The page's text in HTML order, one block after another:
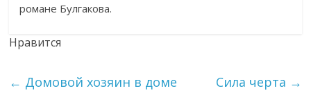
романе Булгакова.
Нравится
← Домовой хозяин в доме Сила черта →